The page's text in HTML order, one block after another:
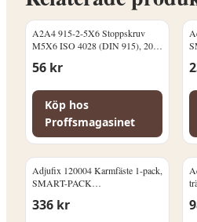
A2A4 915-2-5X6 Stoppskruv
M5X6 ISO 4028 (DIN 915), 200-
56 kr
Köp hos
Proffsmagasinet
Adjufix 120004 Karmfäste 1-pack,
SMART-PACK
336 kr